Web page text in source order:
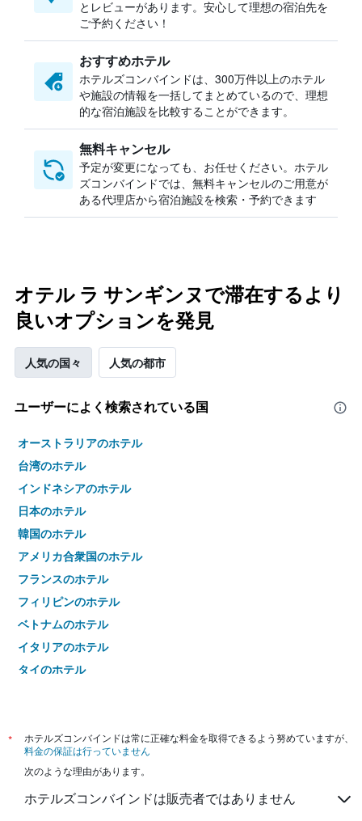
とレビューがあります。安心して理想の宿泊先を
ご予約ください！
おすすめホテル
ホテルズコンバインドは、300万件以上のホテル
や施設の情報を一括してまとめているので、理想
的な宿泊施設を比較することができます。
無料キャンセル
予定が変更になっても、お任せください。ホテル
ズコンバインドでは、無料キャンセルのご用意が
ある代理店から宿泊施設を検索・予約できます
オテル ラ サンギンヌで滞在するより
良いオプションを発見
人気の国々 人気の都市
ユーザーによく検索されている国
オーストラリアのホテル
台湾のホテル
インドネシアのホテル
日本のホテル
韓国のホテル
アメリカ合衆国のホテル
フランスのホテル
フィリピンのホテル
ベトナムのホテル
イタリアのホテル
タイのホテル
*
ホテルズコンバインドは常に正確な料金を取得できるよう努めていますが、
料金の保証は行っていません
次のような理由があります。
ホテルズコンバインドは販売者ではありません